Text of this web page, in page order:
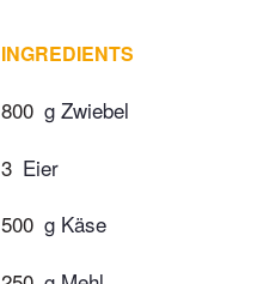
INGREDIENTS
800 g Zwiebel
3 Eier
500 g Käse